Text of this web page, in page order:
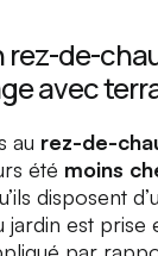
rez-de-
avec
au rez-de-
été moins
disposent
jardin est